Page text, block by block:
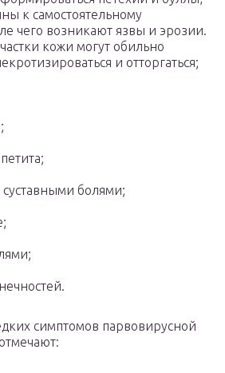
к самостоятельному
чего возникают язвы и эрозии.
кожи могут обильно
и отторгаться;
болями;
симптомов парвовирусной